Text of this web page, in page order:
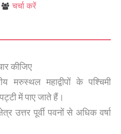
चर्चा करें
कीजिए
मरुस्थल महाद्वीपों के पश्चिमी
में पाए जाते हैं।
उत्तर पूर्वी पवनों से अधिक वर्षा